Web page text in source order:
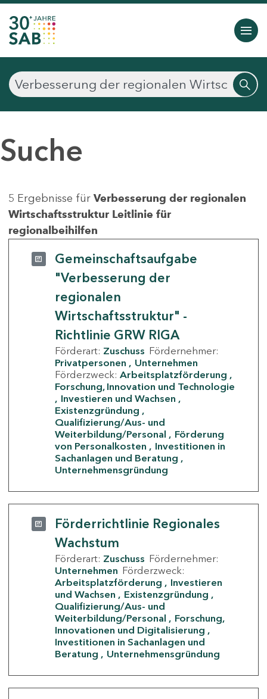
Suche
5 Ergebnisse für Verbesserung der regionalen
Wirtschaftsstruktur Leitlinie für
regionalbeihilfen
Gemeinschaftsaufgabe
"Verbesserung der
regionalen
Wirtschaftsstruktur" -
Richtlinie GRW RIGA
Förderart: Zuschuss Fördernehmer:
Privatpersonen
Unternehmen
Förderzweck: Arbeitsplatzförderung
Forschung, Innovation und Technologie
Investieren und Wachsen
Existenzgründung
Qualifizierung/Aus- und
Weiterbildung/Personal
Förderung
von Personalkosten
Investitionen in
Sachanlagen und Beratung
Unternehmensgründung
Förderrichtlinie Regionales
Wachstum
Förderart: Zuschuss Fördernehmer:
Unternehmen Förderzweck:
Arbeitsplatzförderung
Investieren
und Wachsen
Existenzgründung
Qualifizierung/Aus- und
Weiterbildung/Personal
Forschung,
Innovationen und Digitalisierung
Investitionen in Sachanlagen und
Beratung
Unternehmensgründung